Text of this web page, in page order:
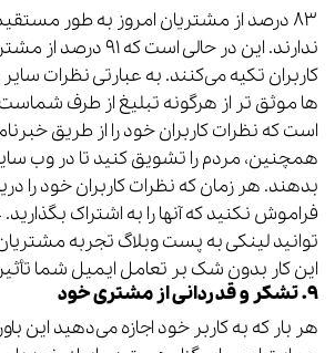
۸۳ درصد از مشتریان امروز به طور
ندارند. این در حالی است
کاربران تکیه می‌کنند. به عبارتی نظرات
ها موثق تر از هرگونه تبلیغ از طرف
است که نظرات کاربران خود را از طریق
همچنین، مردم را تشویق کنید تا در وب
بدهند. هر زمان که نظرات کاربران خود را
فراموش نکنید که آنها را به اشتراک بگذارید.
توانید لینکی به پست وبلاگ تجربه
این کار بدون شک بر تعامل ایمیل شما
۹. تشکر و قدردانی از مشتری خود
هر بار که به کاربر خود اجازه می‌دهید این